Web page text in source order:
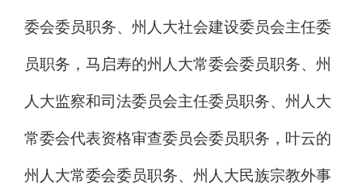
委会委员职务、州人大社会建设委员会主任委
员职务， 马启寿的州人大常委会委员职务、 州
人大监察和司法委员会主任委员职务、 州人大
常委会代表资格审查委员会委员职务， 叶云的
州人大常委会委员职务、 州人大民族宗教外事